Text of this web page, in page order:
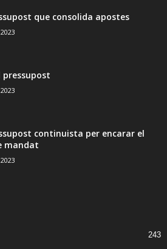
que consolida apostes
pressupost
continuista per encarar el
mandat
243